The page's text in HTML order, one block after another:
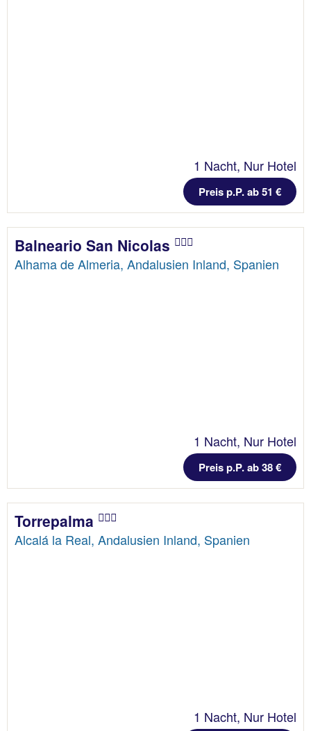
1 Nacht, Nur Hotel
Preis p.P. ab 51 €
Balneario San Nicolas
Alhama de Almeria, Andalusien Inland, Spanien
1 Nacht, Nur Hotel
Preis p.P. ab 38 €
Torrepalma
Alcalá la Real, Andalusien Inland, Spanien
1 Nacht, Nur Hotel